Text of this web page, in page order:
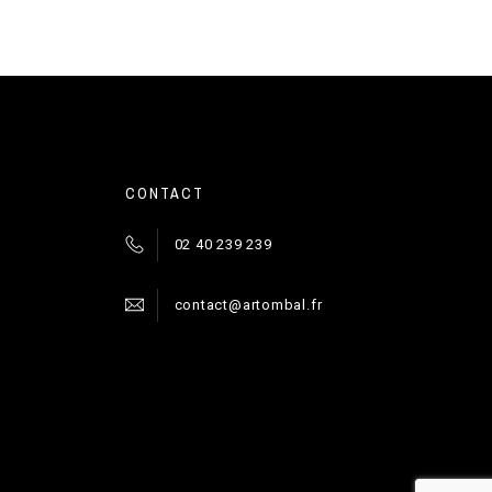
CONTACT
02 40 239 239
contact@artombal.fr